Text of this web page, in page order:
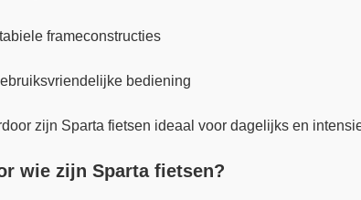
frameconstructies
bediening
zijn Sparta fietsen ideaal voor dagelijks en
wie zijn Sparta fietsen?